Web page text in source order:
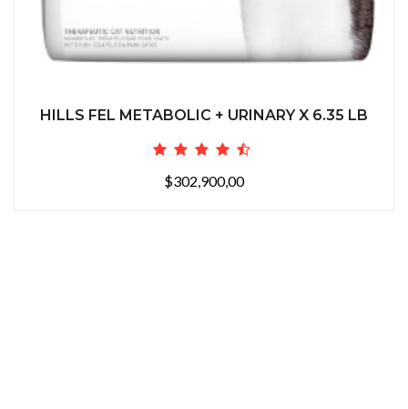
HILLS FEL METABOLIC + URINARY X 6.35 LB
$302,900,00